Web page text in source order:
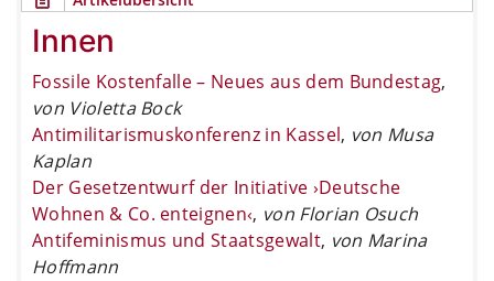
Innen
Fossile Kostenfalle – Neues aus dem Bundestag,
von Violetta Bock
Antimilitarismuskonferenz in Kassel, von Musa
Kaplan
Der Gesetzentwurf der Initiative ›Deutsche
Wohnen & Co. enteignen‹, von Florian Osuch
Antifeminismus und Staatsgewalt, von Marina
Hoffmann